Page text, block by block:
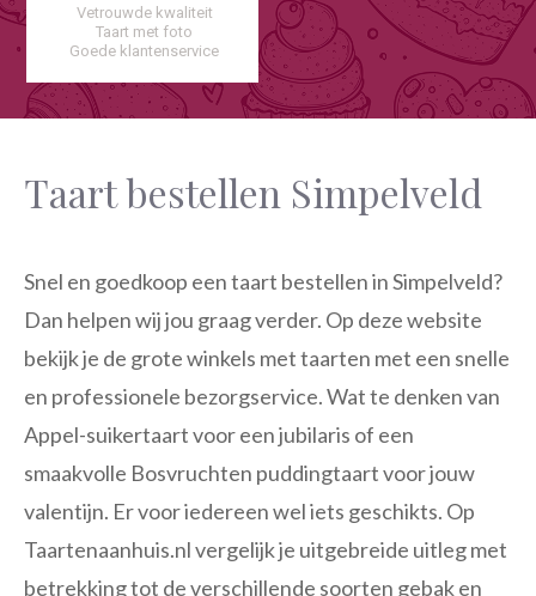
Vetrouwde kwaliteit
Taart met foto
Goede klantenservice
Taart bestellen Simpelveld
Snel en goedkoop een taart bestellen in Simpelveld?
Dan helpen wij jou graag verder. Op deze website
bekijk je de grote winkels met taarten met een snelle
en professionele bezorgservice. Wat te denken van
Appel-suikertaart voor een jubilaris of een
smaakvolle Bosvruchten puddingtaart voor jouw
valentijn. Er voor iedereen wel iets geschikts. Op
Taartenaanhuis.nl vergelijk je uitgebreide uitleg met
betrekking tot de verschillende soorten gebak en